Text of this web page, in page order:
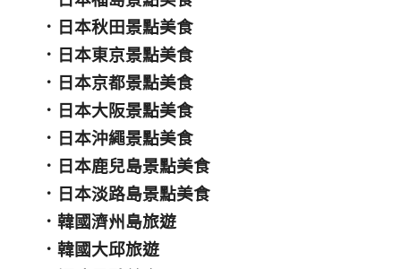
． 日本秋田景點美食
． 日本東京景點美食
． 日本京都景點美食
． 日本大阪景點美食
． 日本沖繩景點美食
． 日本鹿兒島景點美食
． 日本淡路島景點美食
．韓國濟州島旅遊
．韓國大邱旅遊